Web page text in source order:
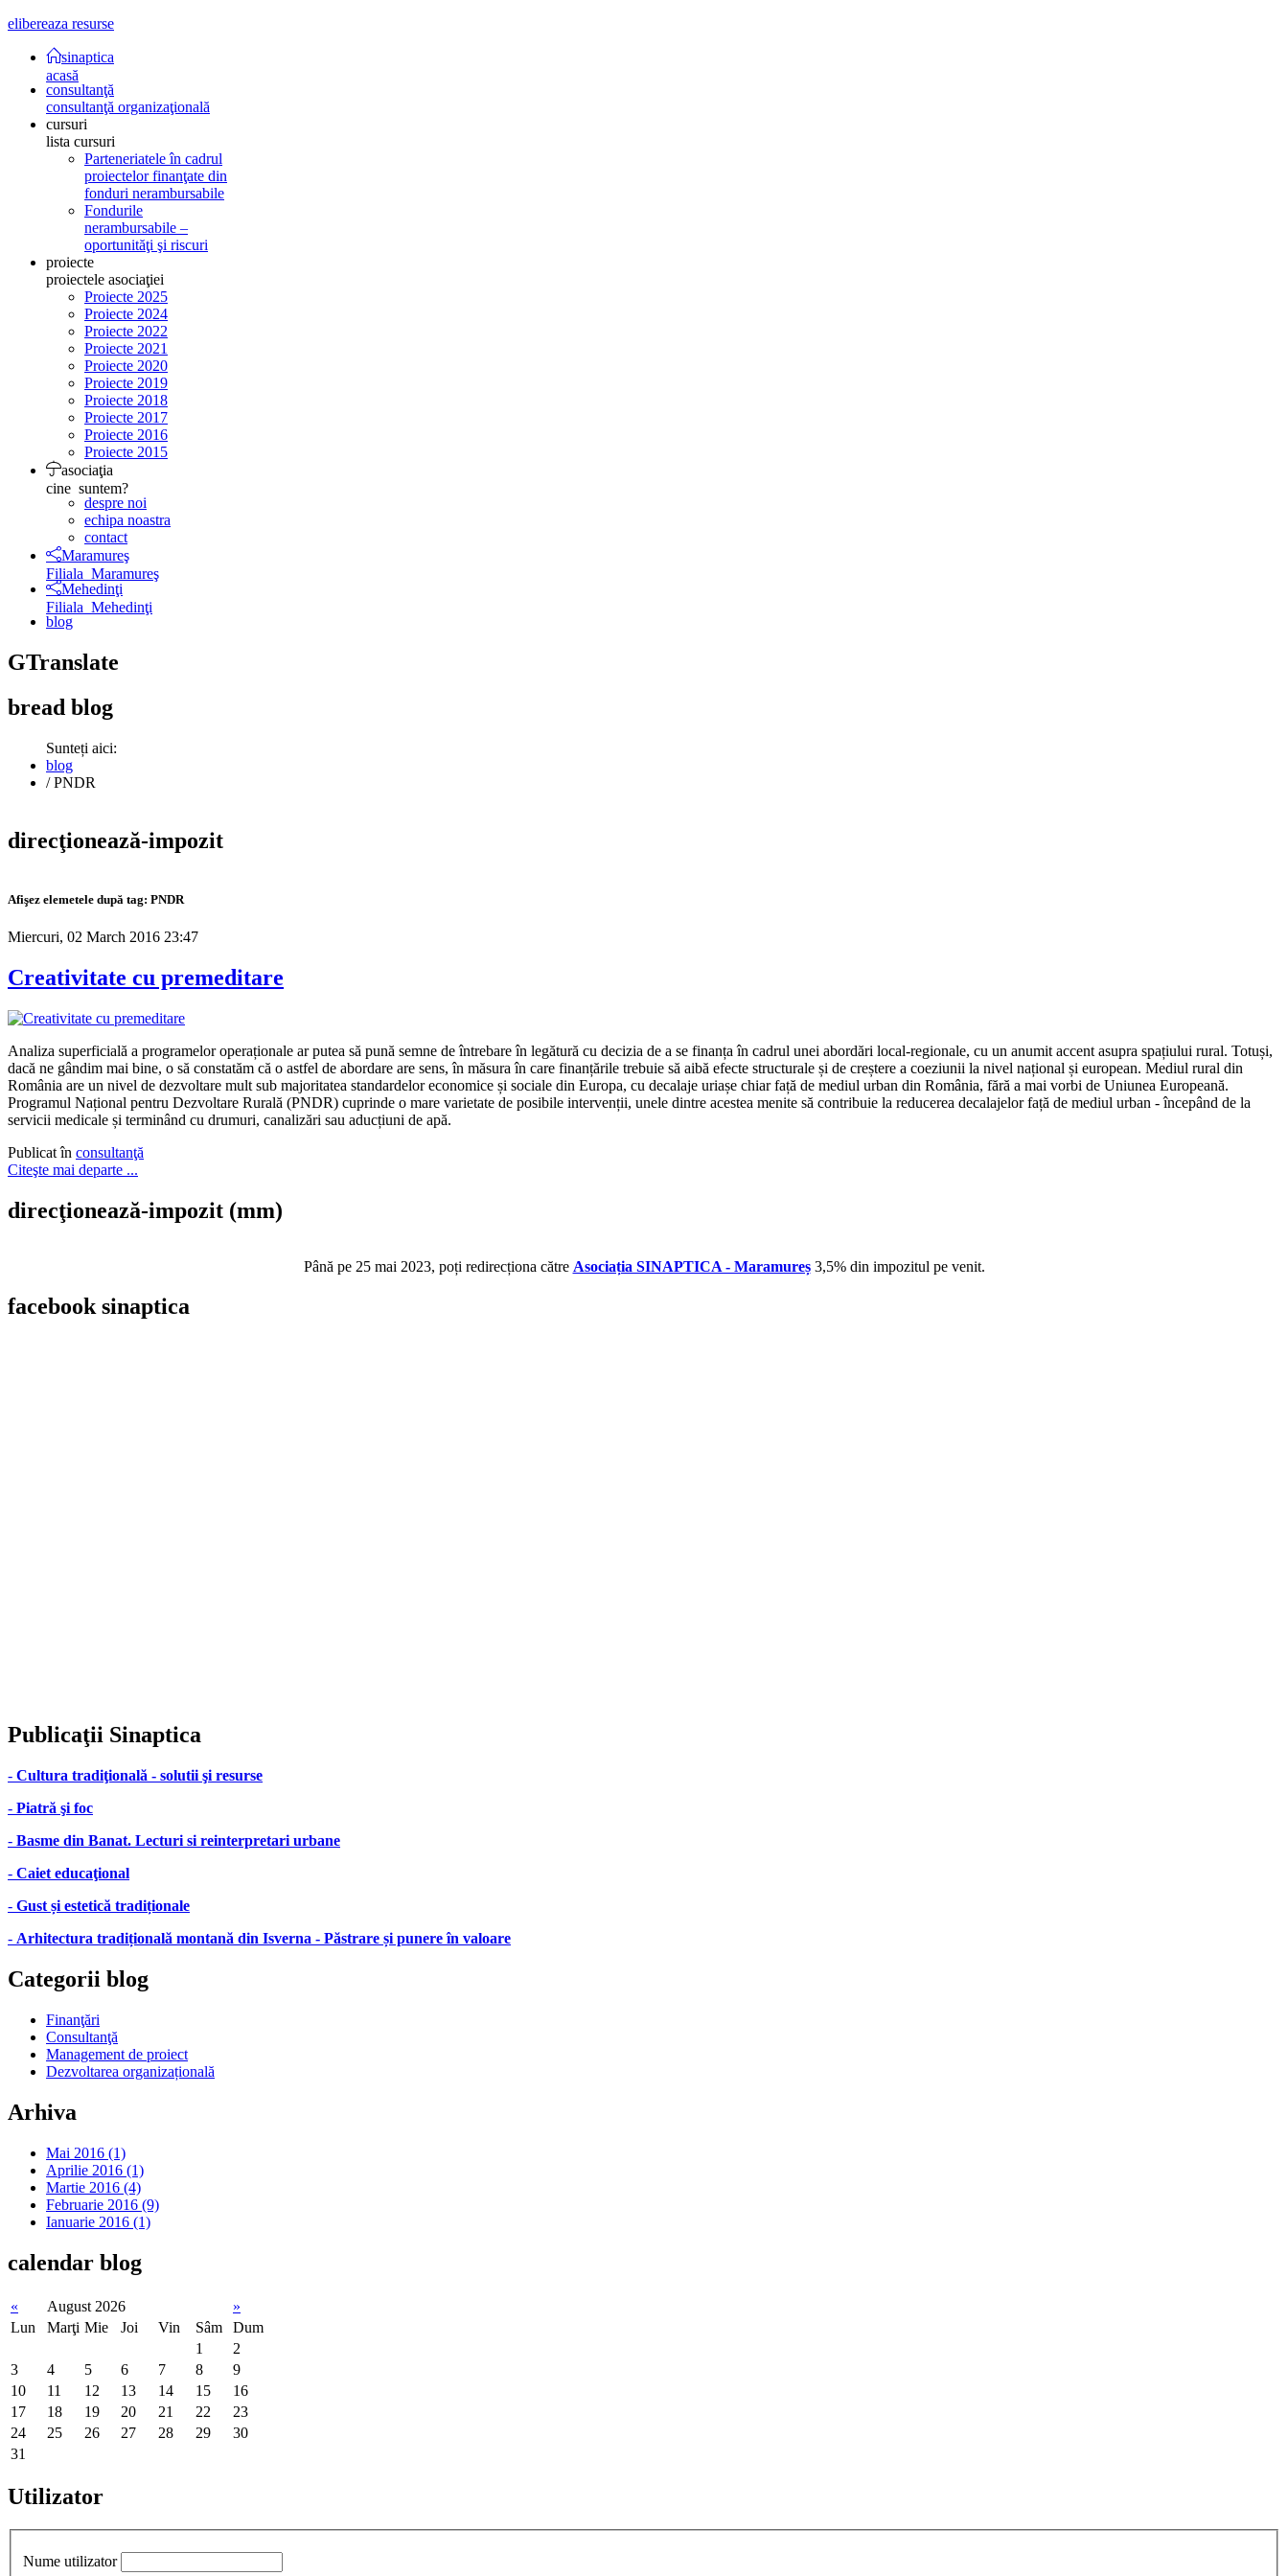
elibereaza resurse
sinaptica
acasă
consultanţă
consultanţă organizaţională
cursuri
lista cursuri
Parteneriatele în cadrul
proiectelor finanţate din
fonduri nerambursabile
Fondurile
nerambursabile –
oportunităţi şi riscuri
proiecte
proiectele asociaţiei
Proiecte 2025
Proiecte 2024
Proiecte 2022
Proiecte 2021
Proiecte 2020
Proiecte 2019
Proiecte 2018
Proiecte 2017
Proiecte 2016
Proiecte 2015
asociaţia
cine suntem?
despre noi
echipa noastra
contact
Maramureş
Filiala Maramureş
Mehedinţi
Filiala Mehedinţi
blog
GTranslate
bread blog
Sunteți aici:
blog
/ PNDR
direcţionează-impozit
Afişez elemetele după tag: PNDR
Miercuri, 02 March 2016 23:47
Creativitate cu premeditare
Analiza superficială a programelor operaționale ar putea să pună semne de întrebare în legătură cu decizia de a se finanța în cadrul unei abordări local-regionale, cu un anumit accent asupra spațiului rural. Totuși,
dacă ne gândim mai bine, o să constatăm că o astfel de abordare are sens, în măsura în care finanțările trebuie să aibă efecte structurale și de creștere a coeziunii la nivel național și european. Mediul rural din
România are un nivel de dezvoltare mult sub majoritatea standardelor economice și sociale din Europa, cu decalaje uriașe chiar față de mediul urban din România, fără a mai vorbi de Uniunea Europeană.
Programul Național pentru Dezvoltare Rurală (PNDR) cuprinde o mare varietate de posibile intervenții, unele dintre acestea menite să contribuie la reducerea decalajelor față de mediul urban - începând de la
servicii medicale și terminând cu drumuri, canalizări sau aducțiuni de apă.
Publicat în consultanţă
Citeşte mai departe ...
direcţionează-impozit (mm)
Până pe 25 mai 2023, poți redirecționa către Asociația SINAPTICA - Maramureș3,5% din impozitul pe venit.
facebooksinaptica
Publicaţii Sinaptica
- Cultura tradiţională - solutii şi resurse
- Piatră şi foc
- Basme din Banat. Lecturi si reinterpretari urbane
- Caiet educaţional
- Gust și estetică tradiționale
- Arhitectura tradițională montană din Isverna - Păstrare și punere în valoare
Categorii blog
Finanţări
Consultanţă
Management de proiect
Dezvoltarea organizațională
Arhiva
Mai 2016 (1)
Aprilie 2016 (1)
Martie 2016 (4)
Februarie 2016 (9)
Ianuarie 2016 (1)
calendar blog
« August 2026
»
Lun
Marţi Mie Joi Vin Sâm
Dum
1
2
3
4 5 6 7 8
9
10
11 12 13 14 15
16
17
18 19 20 21 22
23
24
25 26 27 28 29
30
31
Utilizator
Nume utilizator